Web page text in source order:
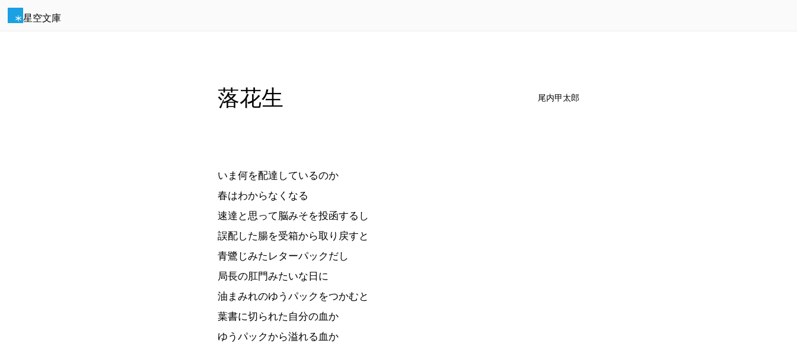
星空文庫
落花生 尾内甲太郎
いま何を配達しているのか
春はわからなくなる
速達と思って脳みそを投函するし
誤配した腸を受箱から取り戻すと
青鷺じみたレターパックだし
局長の肛門みたいな日に
油まみれのゆうパックをつかむと
葉書に切られた自分の血か
ゆうパックから溢れる血か